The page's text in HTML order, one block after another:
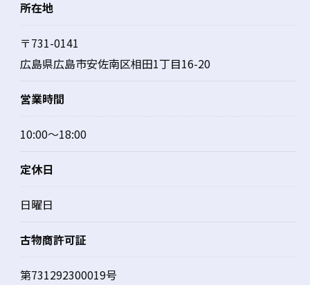
所在地
〒731-0141
広島県広島市安佐南区相田1丁目16-20
営業時間
10:00〜18:00
定休日
日曜日
古物商許可証
第731292300019号